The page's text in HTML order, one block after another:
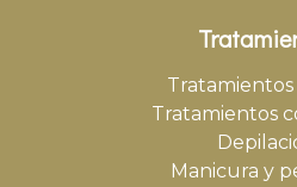
Tratamientos
Tratamientos
Manicura y